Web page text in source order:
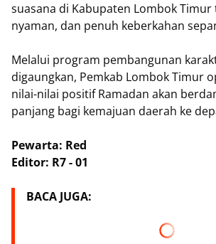
suasana di Kabupaten Lombok
nyaman, dan penuh keberkahan
​Melalui program pembangunan
digaungkan, Pemkab Lombok Timur
nilai-nilai positif Ramadan akan
panjang bagi kemajuan daerah ke
Pewarta: Red
Editor: R7 - 01
BACA JUGA: